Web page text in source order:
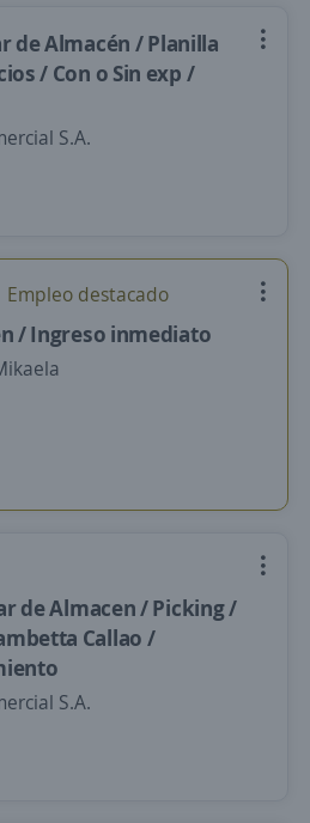
de Almacén / Planilla
/ Con o Sin exp /
S.A.
Empleo destacado
/ Ingreso inmediato
de Almacen / Picking /
Callao /
S.A.